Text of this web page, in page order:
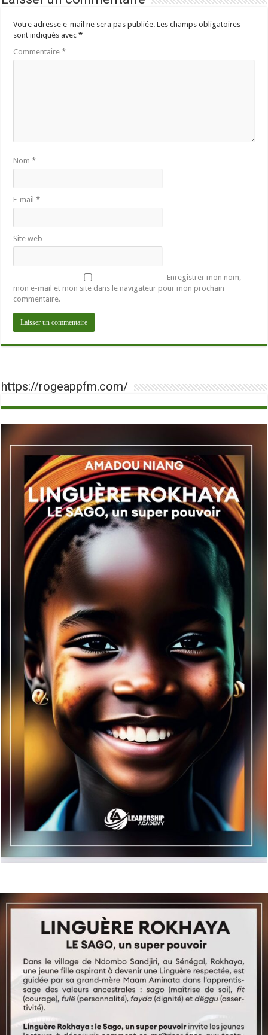
Votre adresse e-mail ne sera pas publiée. Les champs obligatoires
sont indiqués avec*
Commentaire*
Nom*
E-mail*
Site web
Enregistrer mon nom,
mon e-mail et mon site dans le navigateur pour mon prochain
commentaire.
https://rogeappfm.com/